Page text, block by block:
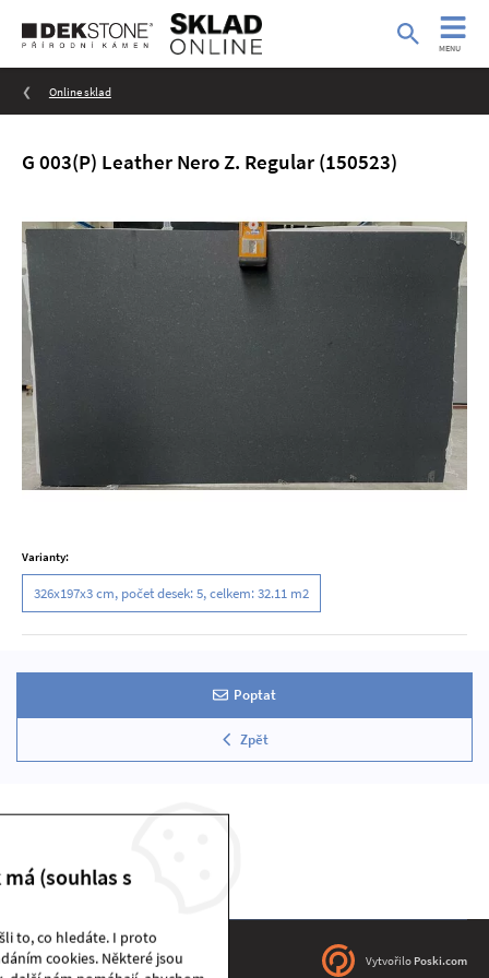
MENU
Online sklad
G 003(P) Leather Nero Z. Regular (150523)
Varianty:
326x197x3 cm, počet desek: 5, celkem: 32.11 m2
Poptat
Zpět
DEKSTONE sklad | © 2026 Vytvořilo Poski.com
(souhlas s
to, co hledáte. I proto
cookies. Některé jsou